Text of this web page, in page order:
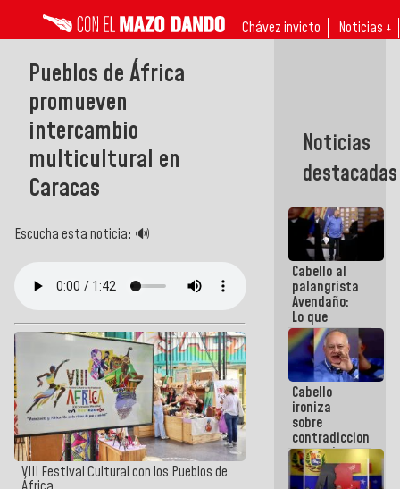
Chávez invicto Noticias ↓
Pueblos de África
promueven
intercambio
multicultural en
Caracas
Escucha esta noticia: 🔊
VIII Festival Cultural con los Pueblos de
Noticias
destacadas
Cabello al
palangrista
Avendaño:
Lo que
vayas a
escribir
hazlo hoy
por que no
sabemos si
la semana
que viene
hay
programa
Cabello
ironiza
sobre
contradicciones
y mentiras
de María
Machado: